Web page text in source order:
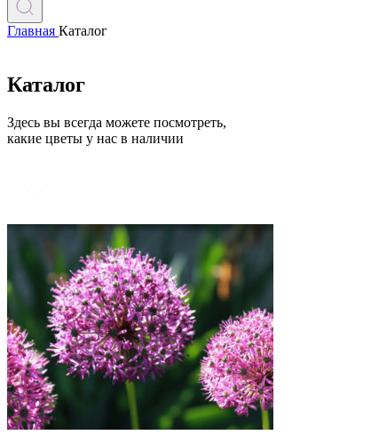
Главная Каталог
Каталог
Здесь вы всегда можете посмотреть,
какие цветы у нас в наличии